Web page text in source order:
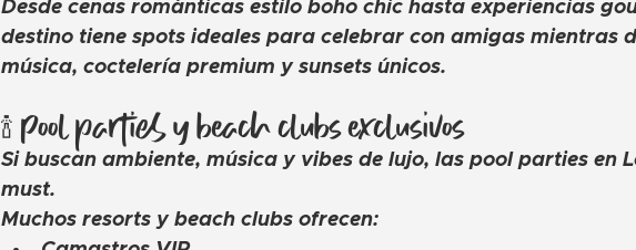
Desde cenas románticas estilo boho chic hasta experiencias
destino tiene spots ideales para celebrar con amigas mientras
música, coctelería premium y sunsets únicos.
🍾 Pool parties y beach clubs exclusivos
Si buscan ambiente, música y vibes de lujo, las pool parties en
must.
Muchos resorts y beach clubs ofrecen: